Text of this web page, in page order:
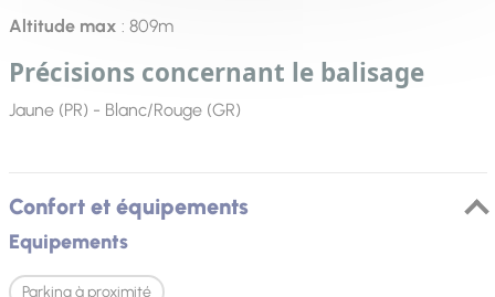
Altitude max : 809m
Précisions concernant le balisage
Jaune (PR) - Blanc/Rouge (GR)
Confort et équipements
Equipements
Parking à proximité